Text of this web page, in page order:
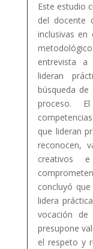
Este estudio
del docente
inclusivas
entrevista a
lideran
búsqueda
proceso. El
que lideran
reconocen,
creativos
concluyó
lidera
vocación
presupone
el respeto y